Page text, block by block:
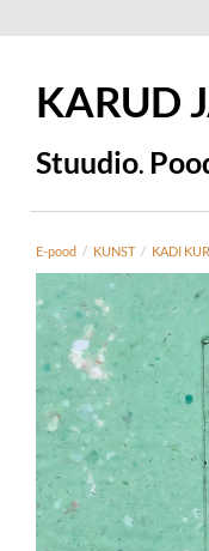
KARUD
Stuudio.
E-pood / KUNST / KADI